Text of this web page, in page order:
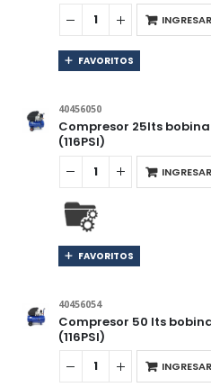
INGRESAR
FAVORITOS
40456050
Compresor 25lts
(116PSI)
INGRESAR
FAVORITOS
40456054
Compresor 50 lts
(116PSI)
INGRESAR